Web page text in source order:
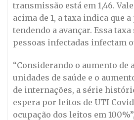
transmissão está em 1,46.
acima de 1, a taxa indica que
tendendo a avançar. Essa
pessoas infectadas infectam
“Considerando o aumento de
unidades de saúde e o
de internações, a série
espera por leitos de UTI Covid
ocupação dos leitos em